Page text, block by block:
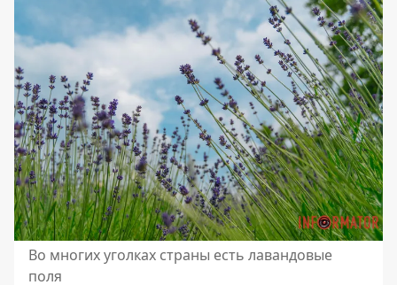
Во многих уголках страны есть лавандовые
поля